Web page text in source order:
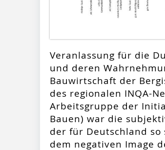
Veranlassung für die
und deren
Bauwirtschaft der
des regionalen INQA-
Arbeitsgruppe der
Bauen) war die
der für Deutschland
dem negativen Image